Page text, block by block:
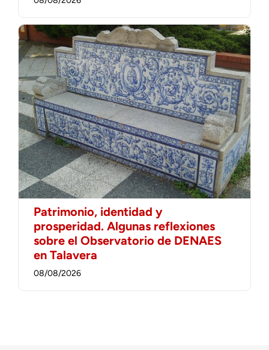
Patrimonio, identidad y
prosperidad. Algunas reflexiones
sobre el Observatorio de DENAES
en Talavera
08/08/2026